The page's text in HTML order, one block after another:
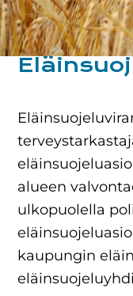
alueen
ulkopuolella
kaupungin